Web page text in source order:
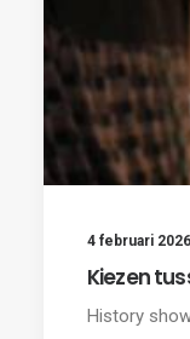
4 februari 2026
Kiezen
History